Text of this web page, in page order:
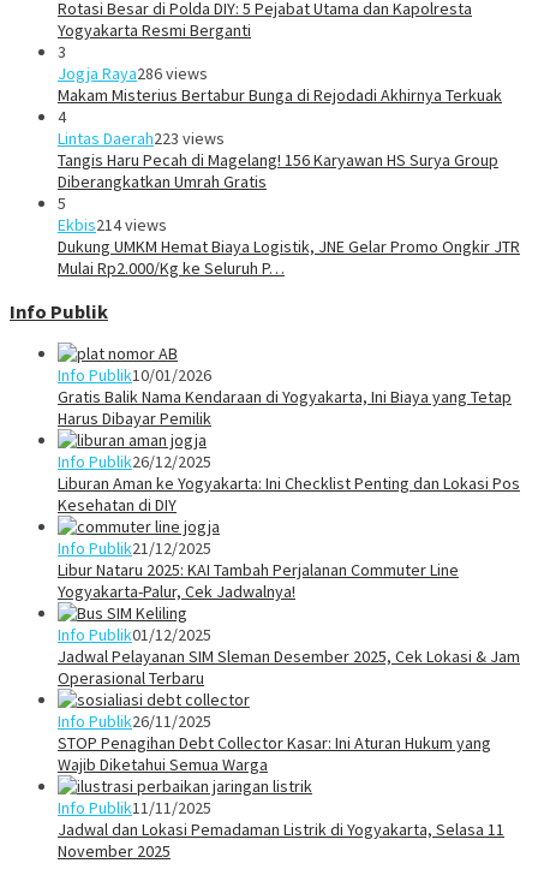
Rotasi Besar di Polda DIY: 5 Pejabat Utama dan Kapolresta
Yogyakarta Resmi Berganti
3
Jogja Raya286 views
Makam Misterius Bertabur Bunga di Rejodadi Akhirnya Terkuak
4
Lintas Daerah223 views
Tangis Haru Pecah di Magelang! 156 Karyawan HS Surya Group
Diberangkatkan Umrah Gratis
5
Ekbis214 views
Dukung UMKM Hemat Biaya Logistik, JNE Gelar Promo Ongkir JTR
Mulai Rp2.000/Kg ke Seluruh P…
Info Publik
Info Publik10/01/2026
Gratis Balik Nama Kendaraan di Yogyakarta, Ini Biaya yang Tetap
Harus Dibayar Pemilik
Info Publik26/12/2025
Liburan Aman ke Yogyakarta: Ini Checklist Penting dan Lokasi Pos
Kesehatan di DIY
Info Publik21/12/2025
Libur Nataru 2025: KAI Tambah Perjalanan Commuter Line
Yogyakarta-Palur, Cek Jadwalnya!
Info Publik01/12/2025
Jadwal Pelayanan SIM Sleman Desember 2025, Cek Lokasi & Jam
Operasional Terbaru
Info Publik26/11/2025
STOP Penagihan Debt Collector Kasar: Ini Aturan Hukum yang
Wajib Diketahui Semua Warga
Info Publik11/11/2025
Jadwal dan Lokasi Pemadaman Listrik di Yogyakarta, Selasa 11
November 2025